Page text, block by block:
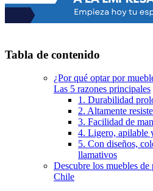
Tabla de contenido
¿Por qué optar por
Las 5 razones principales
1. Durabilidad
2. Altamente
3. Facilidad de
4. Ligero, apilable
5. Con diseños,
llamativos
Descubre los muebles de
Chile